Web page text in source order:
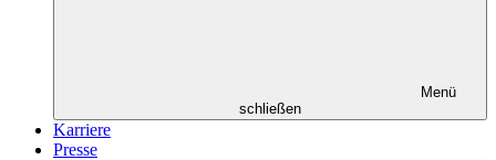
Menü
schließen
Karriere
Presse